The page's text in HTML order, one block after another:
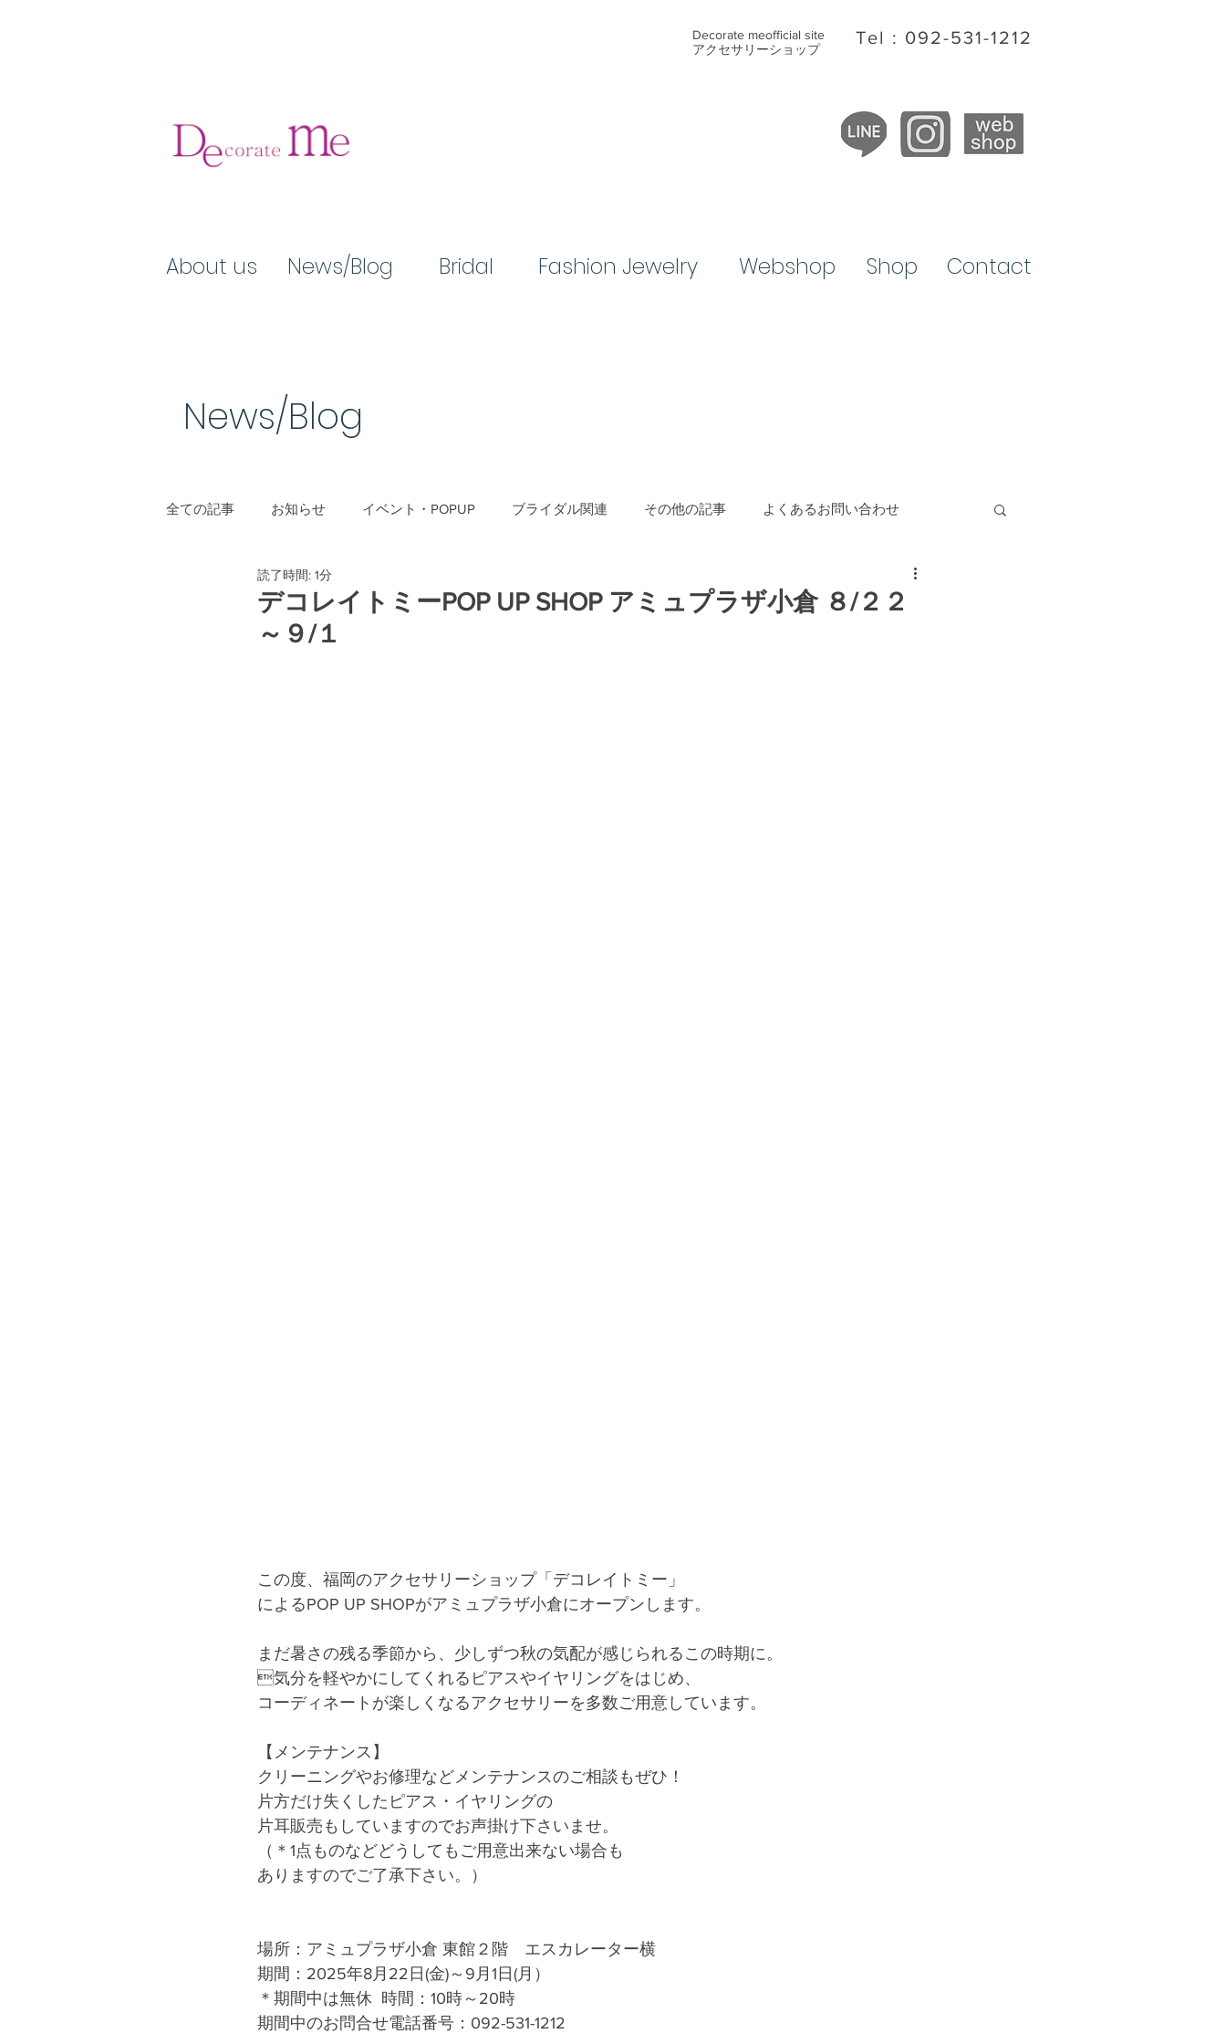
​Decorate meofficial site
アクセサリーショップ
Tel : 092-531-1212
About us News/Blog​ Bridal​ ​Fashion Jewelry Webshop ​Shop Contact
News/Blog​
全ての記事 お知らせ イベント・POPUP ブライダル関連 その他の記事 よくあるお問い合わせ
手作り結婚指輪
デコレイトミーPOP UP SHOP アミュプラザ小倉 ８/２２
～９/１
読了時間: 1分
この度、福岡のアクセサリーショップ「デコレイトミー」
によるPOP UP SHOPがアミュプラザ小倉にオープンします。
まだ暑さの残る季節から、少しずつ秋の気配が感じられるこの時期に。
気分を軽やかにしてくれるピアスやイヤリングをはじめ、
コーディネートが楽しくなるアクセサリーを多数ご用意しています。
【メンテナンス】
クリーニングやお修理などメンテナンスのご相談もぜひ！
片方だけ失くしたピアス・イヤリングの
片耳販売もしていますのでお声掛け下さいませ。
（＊1点ものなどどうしてもご用意出来ない場合も
ありますのでご了承下さい。）
場所：アミュプラザ小倉 東館２階　エスカレーター横
期間：2025年8月22日(金)～9月1日(月）
＊期間中は無休  時間：10時～20時
期間中のお問合せ電話番号：092-531-1212